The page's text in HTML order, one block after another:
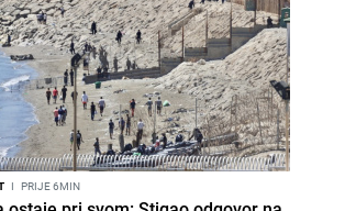
I PRIJE 6MIN